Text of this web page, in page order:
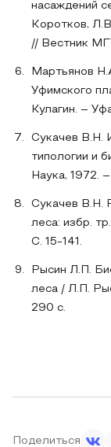
насаждений
Коротков,
// Вестник
Мартьянов
Уфимского
Кулагин. –
Сукачев В.Н.
типологии и
Наука, 1972.
Сукачев В.Н.
леса: избр.
С. 15-141.
Рысин Л.П.
леса / Л.П.
290 с.
Поделиться